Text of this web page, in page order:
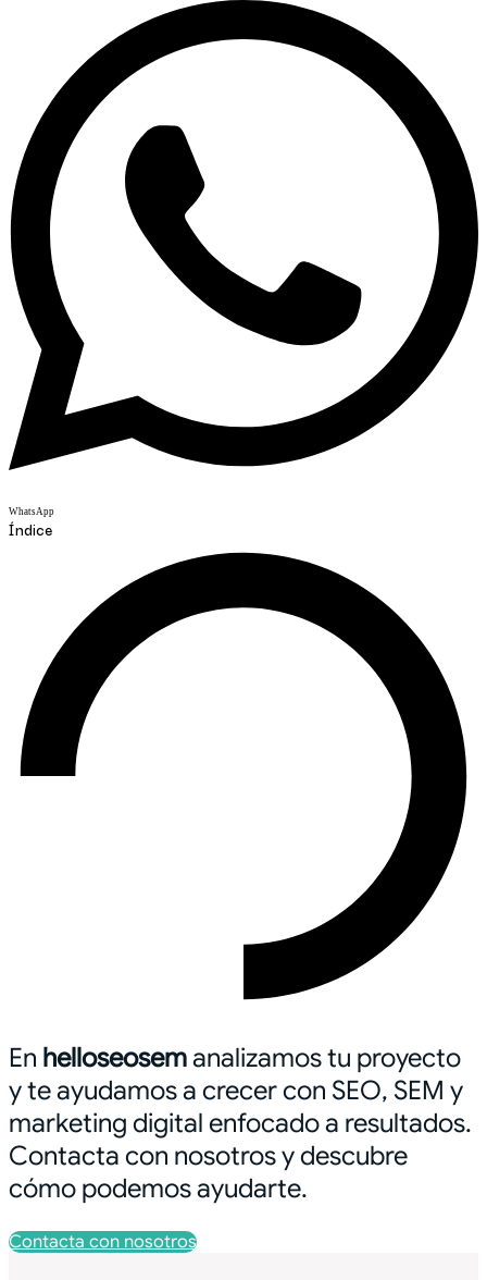
WhatsApp
Índice
En helloseosemanalizamos tu proyecto
y te ayudamos a crecer con SEO, SEM y
marketing digital enfocado a resultados.
Contacta con nosotros y descubre
cómo podemos ayudarte.
Contacta con nosotros